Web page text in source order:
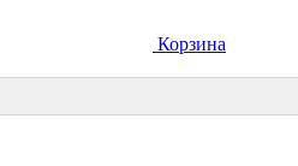
Корзина